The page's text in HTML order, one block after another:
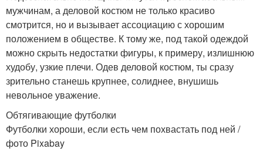
мужчинам, а деловой костюм не только красиво
смотрится, но и вызывает ассоциацию с хорошим
положением в обществе. К тому же, под такой одеждой
можно скрыть недостатки фигуры, к примеру, излишнюю
худобу, узкие плечи. Одев деловой костюм, ты сразу
зрительно станешь крупнее, солиднее, внушишь
невольное уважение.
Обтягивающие футболки
Футболки хороши, если есть чем похвастать под ней /
фото Pixabay